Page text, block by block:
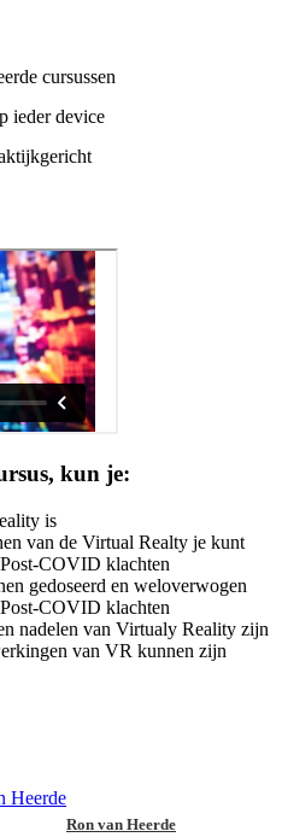
cursussen
ieder device
kun je:
is
van de Virtual Realty je kunt
COVID klachten
gedoseerd en weloverwogen
COVID klachten
nadelen van Virtualy Reality zijn
van VR kunnen zijn
Ron van Heerde